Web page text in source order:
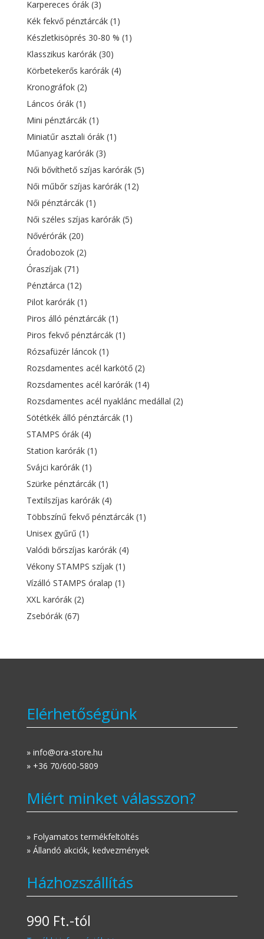
Karpereces órák (3)
Kék fekvő pénztárcák (1)
Készletkisöprés 30-80 % (1)
Klasszikus karórák (30)
Körbetekerős karórák (4)
Kronográfok (2)
Láncos órák (1)
Mini pénztárcák (1)
Miniatűr asztali órák (1)
Műanyag karórák (3)
Női bővíthető szíjas karórák (5)
Női műbőr szíjas karórák (12)
Női pénztárcák (1)
Női széles szíjas karórák (5)
Nővérórák (20)
Óradobozok (2)
Óraszíjak (71)
Pénztárca (12)
Pilot karórák (1)
Piros álló pénztárcák (1)
Piros fekvő pénztárcák (1)
Rózsafüzér láncok (1)
Rozsdamentes acél karkötő (2)
Rozsdamentes acél karórák (14)
Rozsdamentes acél nyaklánc medállal (2)
Sötétkék álló pénztárcák (1)
STAMPS órák (4)
Station karórák (1)
Svájci karórák (1)
Szürke pénztárcák (1)
Textilszíjas karórák (4)
Többszínű fekvő pénztárcák (1)
Unisex gyűrű (1)
Valódi bőrszíjas karórák (4)
Vékony STAMPS szíjak (1)
Vízálló STAMPS óralap (1)
XXL karórák (2)
Zsebórák (67)
Elérhetőségünk
» info@ora-store.hu
» +36 70/600-5809
Miért minket válasszon?
» Folyamatos termékfeltöltés
» Állandó akciók, kedvezmények
Házhozszállítás
990 Ft.-tól